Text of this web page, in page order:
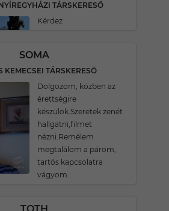
TÁRSKERESŐ
Kérdez
SOMA
KEMECSEI TÁRSKERESŐ
Dolgozom, közben az
érettségire
készülök.Szeretek zenét
hallgatni,filmet
nézni.Remélem
megtalálom a párom,
tartós kapcsolatra
vágyom.